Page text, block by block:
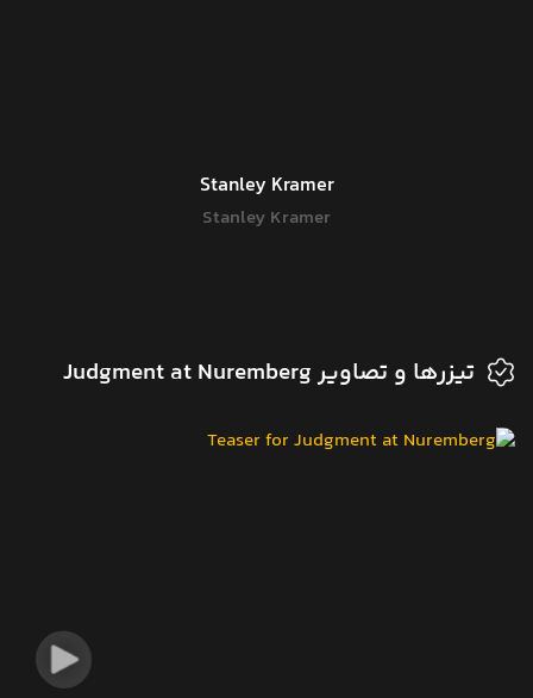
Stanley Kramer
Stanley Kramer
تیزرها و تصاویر Judgment at Nuremberg